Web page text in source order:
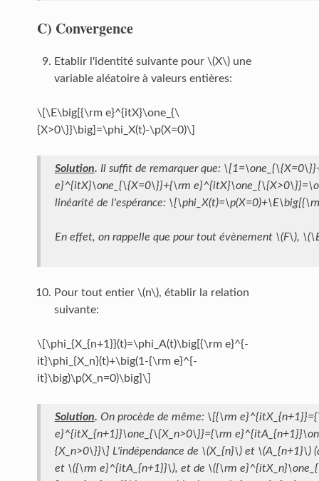
C) Convergence
Etablir l'identité suivante pour \(X\) une
variable aléatoire à valeurs entières:
\[\E\big[{\rm e}^{itX}\one_{\
{X>0\}}\big]=\phi_X(t)-\p(X=0)\]
Solution. Il suffit de remarquer que:
e}^{itX}\one_{\{X=0\}}+{\rm
linéarité de l'espérance:
En effet, on rappelle que pour tout évènement \(F\),
Pour tout entier \(n\), établir la relation
suivante:
\[\phi_{X_{n+1}}(t)=\phi_A(t)\big[{\rm e}^{-
it}\phi_{X_n}(t)+\big(1-{\rm e}^{-
it}\big)\p(X_n=0)\big]\]
Solution. On procède de même: \[{\rm
e}^{itX_{n+1}}\one_{\{X_n>0\}}={\rm
{X_n>0\}}\] L'indépendance de \(X_{n}\) et \(A_{n+1}\)
et \({\rm e}^{itA_{n+1}}\), et de \({\rm